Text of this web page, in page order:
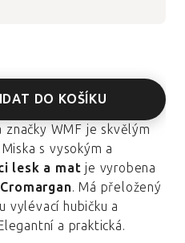
DO KOŠÍKU
značky WMF je skvělým
Miska s vysokým a
lesk a mat je vyrobena
. Má přeložený
vylévací hubičku a
a praktická.